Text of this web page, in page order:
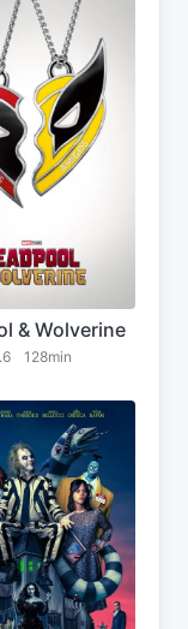
& Wolverine
128min